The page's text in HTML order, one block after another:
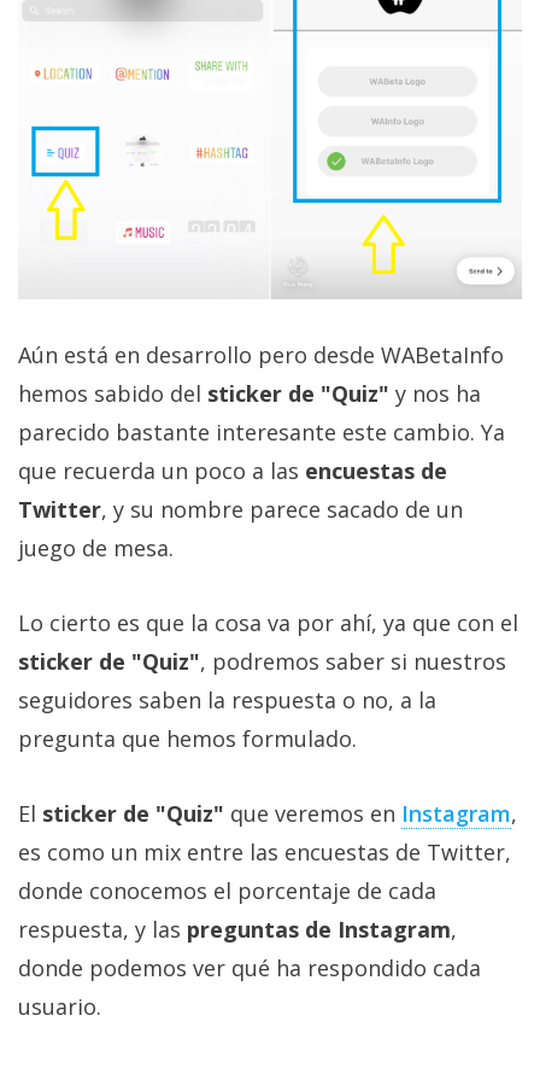
Legal
El medio de
comunicación
digital donde
encontrarás
todas las
móviles,
apps,
informática,
videojuegos,
trucos y
tutoriales.
El Grupo
(CC) 2006-
reservados.
Aún está en desarrollo pero desde WABetaInfo
hemos sabido del sticker de "Quiz" y nos ha
parecido bastante interesante este cambio. Ya
que recuerda un poco a las encuestas de
Twitter, y su nombre parece sacado de un
juego de mesa.
Lo cierto es que la cosa va por ahí, ya que con el
sticker de "Quiz", podremos saber si nuestros
seguidores saben la respuesta o no, a la
pregunta que hemos formulado.
El sticker de "Quiz" que veremos en Instagram,
es como un mix entre las encuestas de Twitter,
donde conocemos el porcentaje de cada
respuesta, y las preguntas de Instagram,
donde podemos ver qué ha respondido cada
usuario.